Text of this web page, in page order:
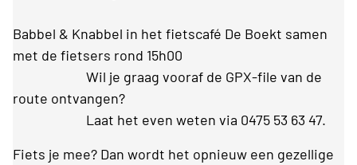
Babbel & Knabbel in het fietscafé De Boekt samen
met de fietsers rond 15h00
Wil je graag vooraf de GPX-file van de
route ontvangen?
Laat het even weten via 0475 53 63 47.
Fiets je mee? Dan wordt het opnieuw een gezellige